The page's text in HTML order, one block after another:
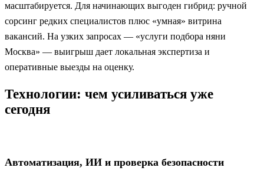
масштабируется. Для начинающих выгоден гибрид: ручной
сорсинг редких специалистов плюс «умная» витрина
вакансий. На узких запросах — «услуги подбора няни
Москва» — выигрыш дает локальная экспертиза и
оперативные выезды на оценку.
Технологии: чем усиливаться уже
сегодня
Автоматизация, ИИ и проверка безопасности